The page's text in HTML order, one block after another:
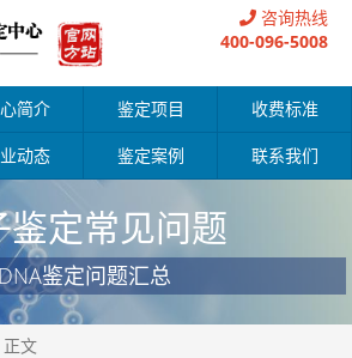
咨询热线
400-096-5008
简介 鉴定项目 收费标准
动态 鉴定案例 联系我们
鉴定常见问题
鉴定问题汇总
正文